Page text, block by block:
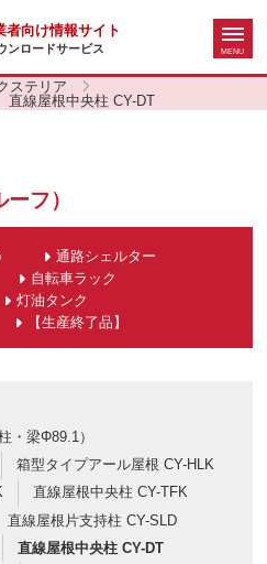
者向け情報サイト
ンロードサービス
ステリア
直線屋根中央柱 CY-DT
フ）
通路シェルター
自転車ラック
灯油タンク
【生産終了品】
・梁Φ89.1）
箱型タイプアール屋根 CY-HLK
直線屋根中央柱 CY-TFK
直線屋根片支持柱 CY-SLD
直線屋根中央柱 CY-DT